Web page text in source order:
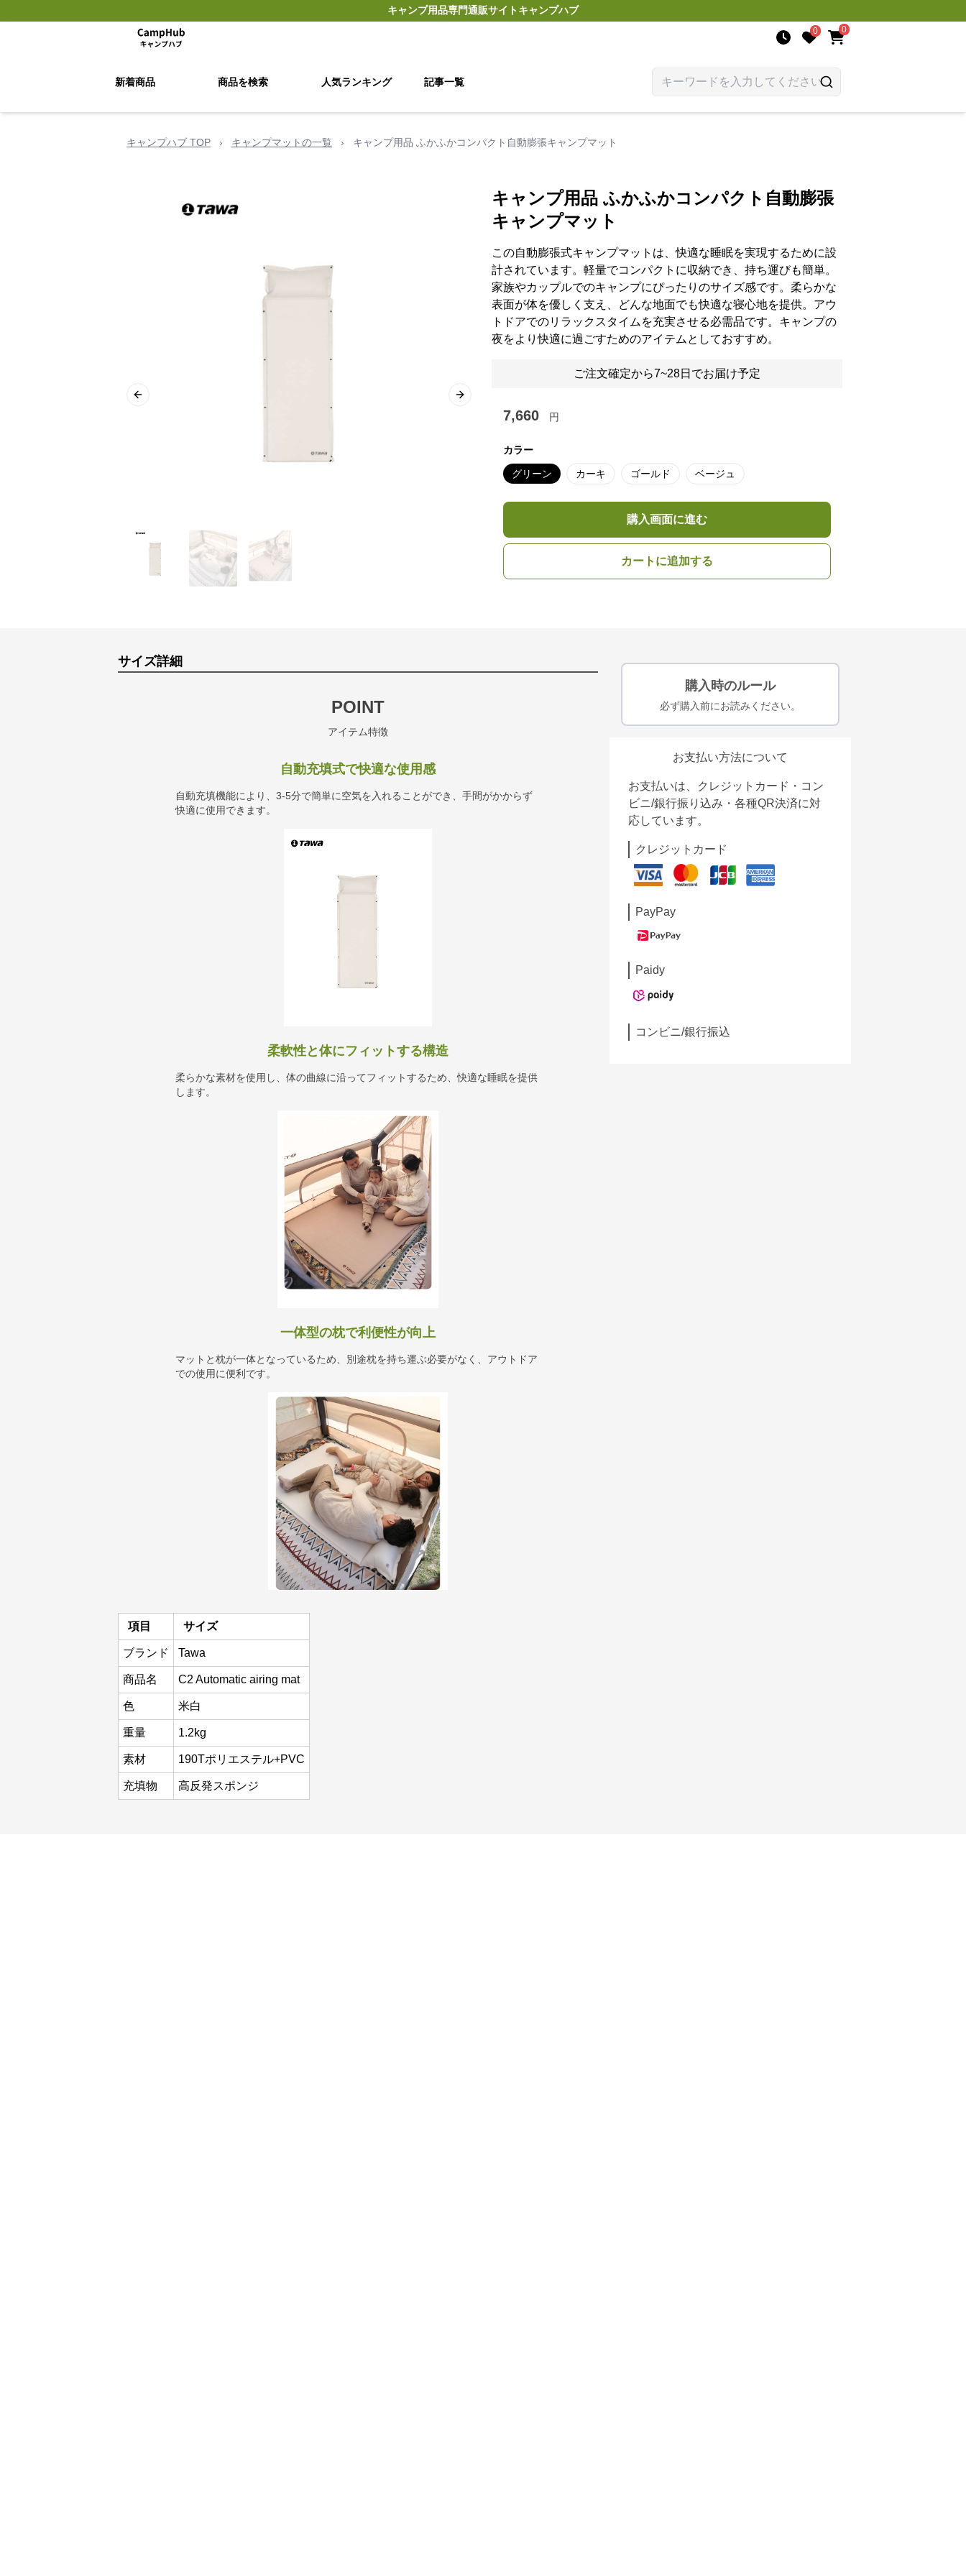
キャンプ用品専門通販サイトキャンプハブ
0 0
新着商品 商品を検索 人気ランキング 記事一覧
キャンプハブ TOP › キャンプマットの一覧 › キャンプ用品 ふかふかコンパクト自動膨張キャンプマット
Previous slide Next slide
キャンプ用品 ふかふかコンパクト自動膨張
キャンプマット
この自動膨張式キャンプマットは、快適な睡眠を実現するために設
計されています。軽量でコンパクトに収納でき、持ち運びも簡単。
家族やカップルでのキャンプにぴったりのサイズ感です。柔らかな
表面が体を優しく支え、どんな地面でも快適な寝心地を提供。アウ
トドアでのリラックスタイムを充実させる必需品です。キャンプの
夜をより快適に過ごすためのアイテムとしておすすめ。
ご注文確定から7~28日でお届け予定
7,660 円
カラー
グリーン カーキ ゴールド ベージュ
購入画面に進む
カートに追加する
サイズ詳細
POINT
アイテム特徴
自動充填式で快適な使用感
自動充填機能により、3-5分で簡単に空気を入れることができ、手間がかからず
快適に使用できます。
柔軟性と体にフィットする構造
柔らかな素材を使用し、体の曲線に沿ってフィットするため、快適な睡眠を提供
します。
一体型の枕で利便性が向上
マットと枕が一体となっているため、別途枕を持ち運ぶ必要がなく、アウトドア
での使用に便利です。
項目 サイズ
ブランド Tawa
商品名 C2 Automatic airing mat
色 米白
重量 1.2kg
素材 190Tポリエステル+PVC
充填物 高反発スポンジ
購入時のルール
必ず購入前にお読みください。
お支払い方法について
お支払いは、クレジットカード・コン
ビニ/銀行振り込み・各種QR決済に対
応しています。
クレジットカード
PayPay
Paidy
コンビニ/銀行振込